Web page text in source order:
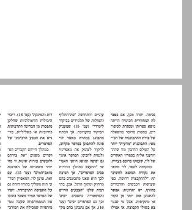
הזר והפרפר, המדען והסופר ... 14